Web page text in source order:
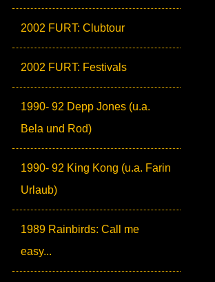
2002 FURT: Clubtour
2002 FURT: Festivals
1990- 92 Depp Jones (u.a.
Bela und Rod)
1990- 92 King Kong (u.a. Farin
Urlaub)
1989 Rainbirds: Call me
easy...